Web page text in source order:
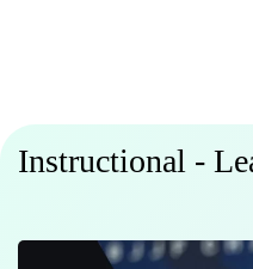
Instructional -